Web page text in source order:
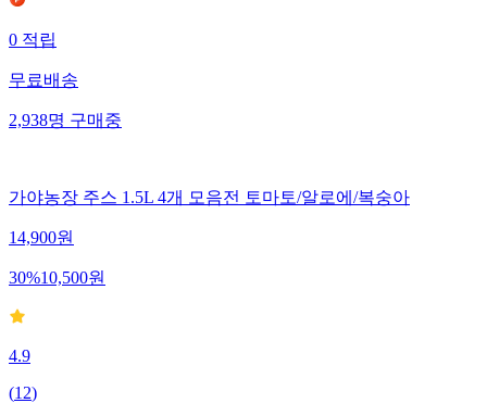
0적립
무료배송
2,938명구매중
가야농장 주스 1.5L 4개 모음전 토마토/알로에/복숭아
14,900원
30%10,500원
4.9
(12)